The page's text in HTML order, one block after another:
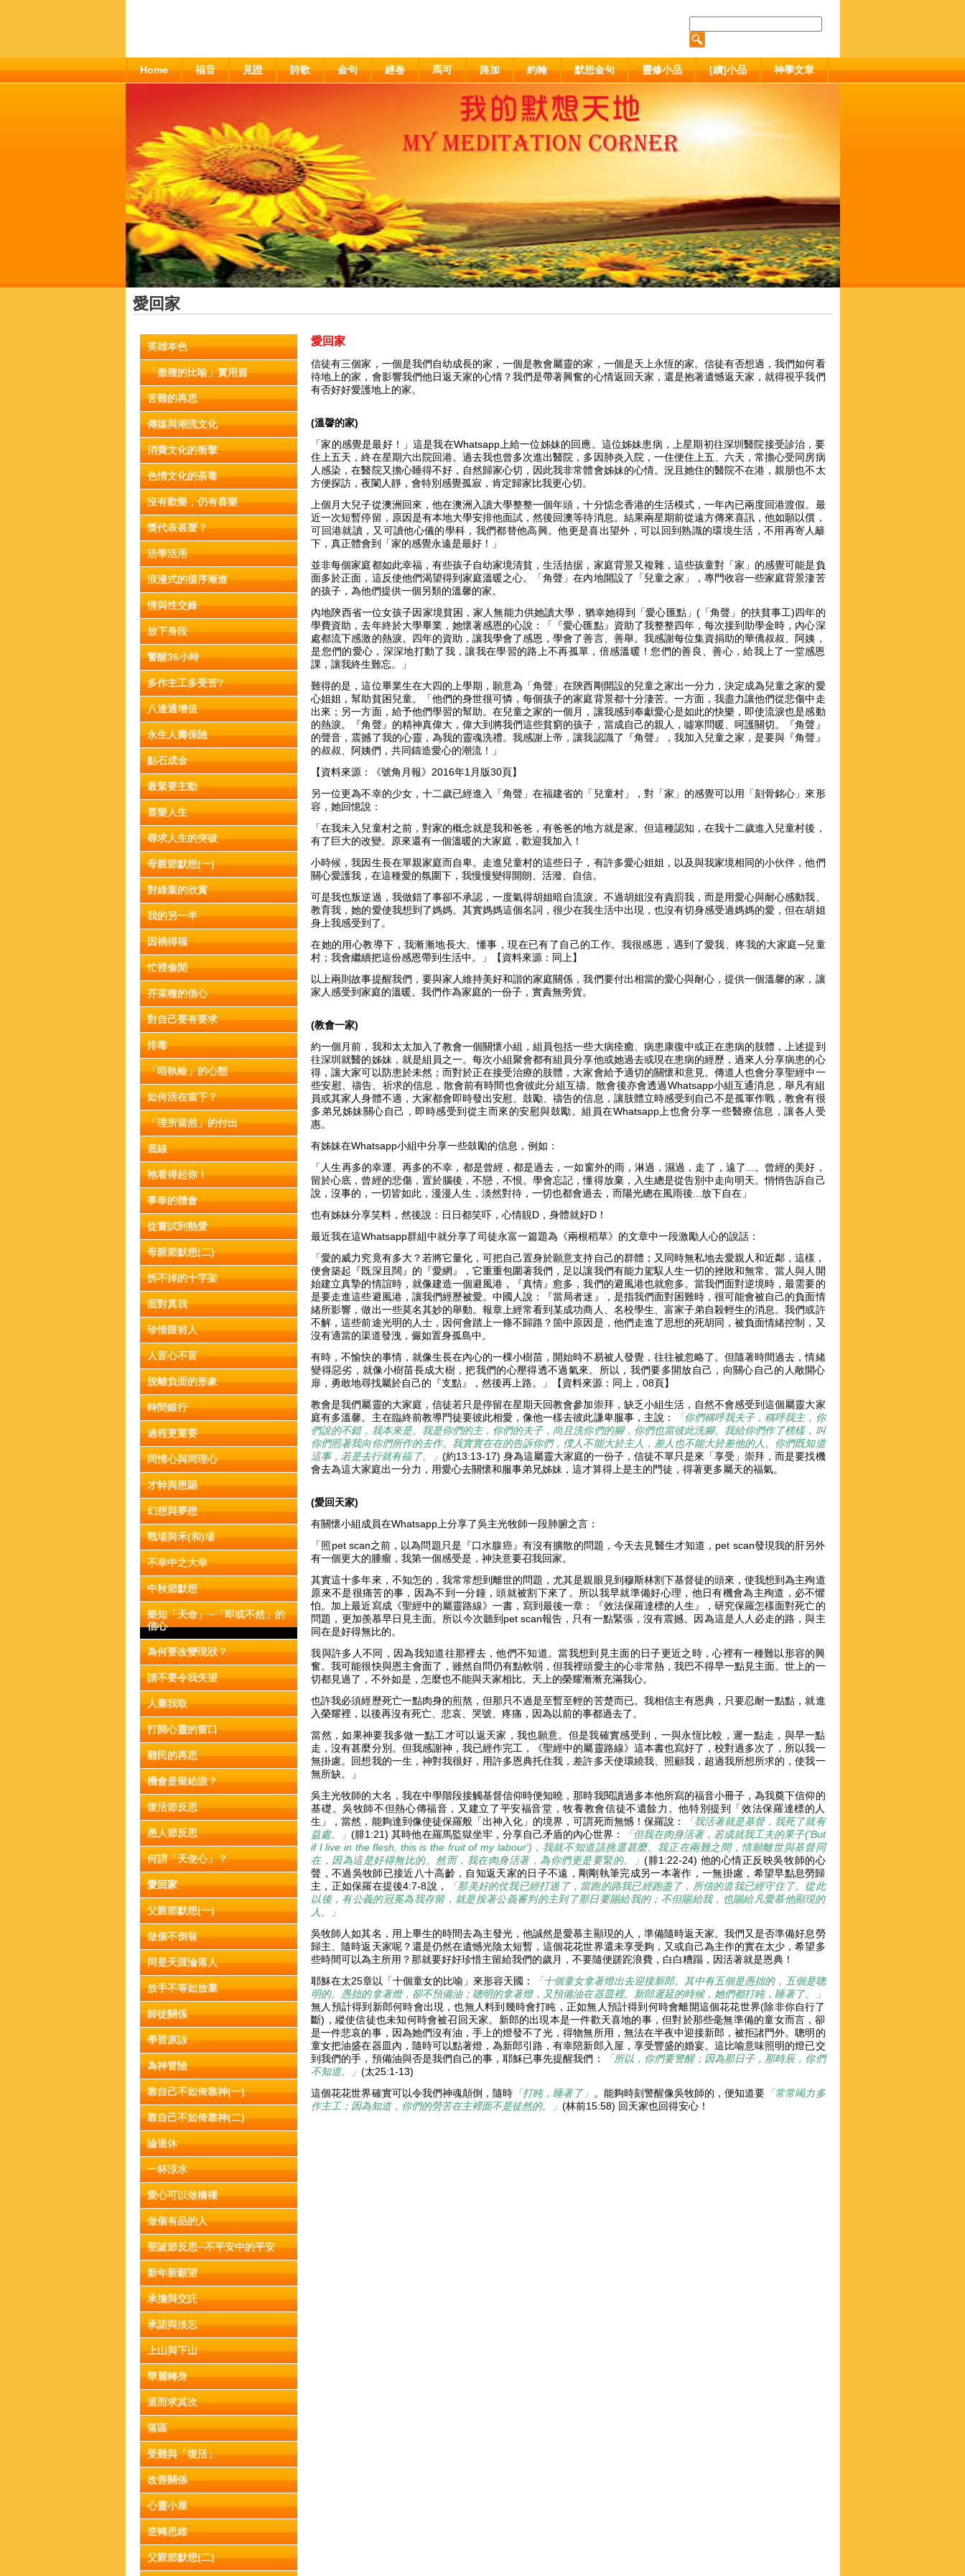
Home 福音 見證 詩歌 金句 經卷 馬可 路加 約翰 默想金句 靈修小品 [續]小品 神學文章
愛回家
英雄本色
「撒種的比喻」實用篇
苦難的再思
傳媒與潮流文化
消費文化的衝擊
色情文化的荼毒
沒有歡樂，仍有喜樂
獎代表甚麼？
活學活用
浪漫式的循序漸進
情與性交鋒
放下身段
警醒36小時
多作主工多受苦?
八達通增值
永生人壽保險
點石成金
最緊要主動
喜樂人生
尋求人生的突破
母親節默想(一)
對綠葉的欣賞
我的另一半
因禍得福
忙裡偷閒
芥菜種的信心
對自己要有要求
排毒
「唔執輸」的心態
如何活在當下？
「理所當然」的付出
底線
祂看得起你！
事奉的體會
從嘗試到熱愛
母親節默想(二)
拆不掉的十字架
面對真我
珍惜眼前人
人盲心不盲
脫離負面的形象
時間銀行
過程更重要
同情心與同理心
才幹與恩賜
幻想與夢想
戰場與禾(和)場
不幸中之大幸
中秋節默想
樂知「天命」─「即或不然」的
信心
為何要改變現狀？
請不要令我失望
人棄我取
打開心靈的窗口
難民的再思
機會是留給誰？
復活節反思
愚人節反思
何謂「天使心」？
愛回家
父親節默想(一)
做個不倒翁
同是天涯淪落人
放手不等如放棄
師徒關係
學習原諒
為神冒險
靠自己不如倚靠神(一)
靠自己不如倚靠神(二)
論退休
一杯涼水
愛心可以做橋樑
做個有品的人
聖誕節反思─不平安中的平安
新年新願望
承擔與交託
承諾與淡忘
上山與下山
華麗轉身
退而求其次
落區
受難與「復活」
改善關係
心靈小屋
逆轉思維
父親節默想(二)
愛回家
信徒有三個家，一個是我們自幼成長的家，一個是教會屬靈的家，一個是天上永恆的家。信徒有否想過，我們如何看
待地上的家，會影響我們他日返天家的心情？我們是帶著興奮的心情返回天家，還是抱著遺憾返天家，就得視乎我們
有否好好愛護地上的家。
(溫韾的家)
「家的感覺是最好！」這是我在Whatsapp上給一位姊妹的回應。這位姊妹患病，上星期初往深圳醫院接受診治，要
住上五天，終在星期六出院回港。過去我也曾多次進出醫院，多因肺炎入院，一住便住上五、六天，常擔心受同房病
人感染，在醫院又擔心睡得不好，自然歸家心切，因此我非常體會姊妹的心情。況且她住的醫院不在港，親朋也不太
方便探訪，夜闌人靜，會特別感覺孤寂，肯定歸家比我更心切。
上個月大兒子從澳洲回來，他在澳洲入讀大學整整一個年頭，十分惦念香港的生活模式，一年內已兩度回港渡假。最
近一次短暫停留，原因是有本地大學安排他面試，然後回澳等待消息。結果兩星期前從遠方傳來喜訊，他如願以償，
可回港就讀，又可讀他心儀的學科，我們都替他高興。他更是喜出望外，可以回到熟識的環境生活，不用再寄人籬
下，真正體會到「家的感覺永遠是最好！」
並非每個家庭都如此幸福，有些孩子自幼家境清貧，生活拮据，家庭背景又複雜，這些孩童對「家」的感覺可能是負
面多於正面，這反使他們渴望得到家庭溫暖之心。「角聲」在內地開設了「兒童之家」，專門收容一些家庭背景淒苦
的孩子，為他們提供一個另類的溫馨的家。
內地陝西省一位女孩子因家境貧困，家人無能力供她讀大學，猶幸她得到「愛心匯點」(「角聲」的扶貧事工)四年的
學費資助，去年終於大學畢業，她懷著感恩的心說：「『愛心匯點』資助了我整整四年，每次接到助學金時，內心深
處都流下感激的熱淚。四年的資助，讓我學會了感恩，學會了善言、善舉。我感謝每位集資捐助的華僑叔叔、阿姨，
是您們的愛心，深深地打動了我，讓我在學習的路上不再孤單，倍感溫暖！您們的善良、善心，給我上了一堂感恩
課，讓我終生難忘。」
難得的是，這位畢業生在大四的上學期，願意為「角聲」在陝西剛開設的兒童之家出一分力，決定成為兒童之家的愛
心姐姐，幫助貧困兒童。「他們的身世很可憐，每個孩子的家庭背景都十分淒苦。一方面，我盡力讓他們從悲傷中走
出來；另一方面，給予他們學習的幫助。在兒童之家的一個月，讓我感到奉獻愛心是如此的快樂，即使流淚也是感動
的熱淚。『角聲』的精神真偉大，偉大到將我們這些貧窮的孩子，當成自己的親人，噓寒問暖、呵護關切。『角聲』
的聲音，震撼了我的心靈，為我的靈魂洗禮。我感謝上帝，讓我認識了『角聲』，我加入兒童之家，是要與『角聲』
的叔叔、阿姨們，共同鑄造愛心的潮流！」
【資料來源：《號角月報》2016年1月版30頁】
另一位更為不幸的少女，十二歲已經進入「角聲」在福建省的「兒童村」，對「家」的感覺可以用「刻骨銘心」來形
容，她回憶說：
「在我未入兒童村之前，對家的概念就是我和爸爸，有爸爸的地方就是家。但這種認知，在我十二歲進入兒童村後，
有了巨大的改變。原來還有一個溫暖的大家庭，歡迎我加入！
小時候，我因生長在單親家庭而自卑。走進兒童村的這些日子，有許多愛心姐姐，以及與我家境相同的小伙伴，他們
關心愛護我，在這種愛的氛圍下，我慢慢變得開朗、活潑、自信。
可是我也叛逆過，我做錯了事卻不承認，一度氣得胡姐暗自流淚。不過胡姐沒有責罰我，而是用愛心與耐心感動我、
教育我，她的愛使我想到了媽媽。其實媽媽這個名詞，很少在我生活中出現，也沒有切身感受過媽媽的愛，但在胡姐
身上我感受到了。
在她的用心教導下，我漸漸地長大、懂事，現在已有了自己的工作。我很感恩，遇到了愛我、疼我的大家庭─兒童
村；我會繼續把這份感恩帶到生活中。」【資料來源：同上】
以上兩則故事提醒我們，要與家人維持美好和諧的家庭關係，我們要付出相當的愛心與耐心，提供一個溫馨的家，讓
家人感受到家庭的溫暖。我們作為家庭的一份子，實責無旁貨。
(教會一家)
約一個月前，我和太太加入了教會一個關懷小組，組員包括一些大病痊癒、病患康復中或正在患病的肢體，上述提到
往深圳就醫的姊妹，就是組員之一。每次小組聚會都有組員分享他或她過去或現在患病的經歷，過來人分享病患的心
得，讓大家可以防患於未然；而對於正在接受治療的肢體，大家會給予適切的關懷和意見。傳道人也會分享聖經中一
些安慰、禱告、祈求的信息，散會前有時間也會彼此分組互禱。散會後亦會透過Whatsapp小組互通消息，舉凡有組
員或其家人身體不適，大家都會即時發出安慰、鼓勵、禱告的信息，讓肢體立時感受到自己不是孤軍作戰，教會有很
多弟兄姊妹關心自己，即時感受到從主而來的安慰與鼓勵。組員在Whatsapp上也會分享一些醫療信息，讓各人受
惠。
有姊妹在Whatsapp小組中分享一些鼓勵的信息，例如：
「人生再多的幸運、再多的不幸，都是曾經，都是過去，一如窗外的雨，淋過，濕過，走了，遠了...。曾經的美好，
留於心底，曾經的悲傷，置於腦後，不戀，不恨。學會忘記，懂得放棄，入生總是從告別中走向明天。悄悄告訴自己
說，沒事的，一切皆如此，漫漫人生，淡然對待，一切也都會過去，而陽光總在風雨後...放下自在」
也有姊妹分享笑料，然後說：日日都笑吓，心情靚D，身體就好D！
最近我在這Whatsapp群組中就分享了司徒永富一篇題為《兩根稻草》的文章中一段激勵人心的說話：
「愛的威力究竟有多大？若將它量化，可把自己置身於願意支持自己的群體；又同時無私地去愛親人和近鄰，這樣，
便會築起『既深且闊』的『愛網』，它重重包圍著我們，足以讓我們有能力駕馭人生一切的挫敗和無常。當人與人開
始建立真摯的情誼時，就像建造一個避風港，『真情』愈多，我們的避風港也就愈多。當我們面對逆境時，最需要的
是要走進這些避風港，讓我們經歷被愛。中國人說：『當局者迷』，是指我們面對困難時，很可能會被自己的負面情
緒所影響，做出一些莫名其妙的舉動。報章上經常看到某成功商人、名校學生、富家子弟自殺輕生的消息。我們或許
不解，這些前途光明的人士，因何會踏上一條不歸路？箇中原因是，他們走進了思想的死胡同，被負面情緒控制，又
沒有適當的渠道發洩，儼如置身孤島中。
有時，不愉快的事情，就像生長在內心的一棵小樹苗，開始時不易被人發覺，往往被忽略了。但隨著時間過去，情緒
變得惡劣，就像小樹苗長成大樹，把我們的心壓得透不過氣來。所以，我們要多開放自己，向關心自己的人敞開心
扉，勇敢地尋找屬於自己的『支點』，然後再上路。」【資料來源：同上，08頁】
教會是我們屬靈的大家庭，信徒若只是停留在星期天回教會參加崇拜，缺乏小組生活，自然不會感受到這個屬靈大家
庭有多溫馨。主在臨終前教導門徒要彼此相愛，像他一樣去彼此謙卑服事，主說：
「你們稱呼我夫子，稱呼我主，你
們說的不錯，我本來是。我是你們的主，你們的夫子，尚且洗你們的腳，你們也當彼此洗腳。我給你們作了榜樣，叫
你們照著我向你們所作的去作。我實實在在的告訴你們，僕人不能大於主人，差人也不能大於差他的人。你們既知道
這事，若是去行就有福了。」 (約13:13-17) 身為這屬靈大家庭的一份子，信徒不單只是來「享受」崇拜，而是要找機
會去為這大家庭出一分力，用愛心去關懷和服事弟兄姊妹，這才算得上是主的門徒，得著更多屬天的福氣。
(愛回天家)
有關懷小組成員在Whatsapp上分享了吳主光牧師一段肺腑之言：
「照pet scan之前，以為問題只是『口水腺癌』有沒有擴散的問題，今天去見醫生才知道，pet scan發現我的肝另外
有一個更大的腫瘤，我第一個感受是，神決意要召我回家。
其實這十多年來，不知怎的，我常常想到離世的問題，尤其是親眼見到穆斯林割下基督徒的頭來，使我想到為主殉道
原來不是很痛苦的事，因為不到一分鐘，頭就被割下來了。所以我早就準備好心理，他日有機會為主殉道，必不懼
怕。加上最近寫成《聖經中的屬靈路線》一書，寫到最後一章：『效法保羅達標的人生』，研究保羅怎樣面對死亡的
問題，更加羨慕早日見主面。所以今次聽到pet scan報告，只有一點緊張，沒有震撼。因為這是人人必走的路，與主
同在是好得無比的。
我與許多人不同，因為我知道往那裡去，他們不知道。當我想到見主面的日子更近之時，心裡有一種難以形容的興
奮。我可能很快與恩主會面了，雖然自問仍有點軟弱，但我裡頭愛主的心非常熱，我巴不得早一點見主面。世上的一
切都見過了，不外如是，怎麼也不能與天家相比。天上的榮耀漸漸充滿我心。
也許我必須經歷死亡一點肉身的煎熬，但那只不過是至暫至輕的苦楚而已。我相信主有恩典，只要忍耐一點點，就進
入榮耀裡，以後再沒有死亡、悲哀、哭號、疼痛，因為以前的事都過去了。
當然，如果神要我多做一點工才可以返天家，我也願意。但是我確實感受到，一與永恆比較，遲一點走，與早一點
走，沒有甚麼分別。但我感謝神，我已經作完工，《聖經中的屬靈路線》這本書也寫好了，校對過多次了，所以我一
無掛慮。回想我的一生，神對我很好，用許多恩典托住我，差許多天使環繞我、照顧我，超過我所想所求的，使我一
無所缺。」
吳主光牧師的大名，我在中學階段接觸基督信仰時便知曉，那時我閱讀過多本他所寫的福音小冊子，為我奠下信仰的
基礎。吳牧師不但熱心傳福音，又建立了平安福音堂，牧養教會信徒不遺餘力。他特別提到「效法保羅達標的人
生」，當然，能夠達到像使徒保羅般「出神入化」的境界，可謂死而無憾！保羅說：
「我活著就是基督，我死了就有
益處。」(腓1:21) 其時他在羅馬監獄坐牢，分享自己矛盾的內心世界：
「但我在肉身活著，若成就我工夫的果子('But
if I live in the flesh, this is the fruit of my labour')，我就不知道該挑選甚麼。我正在兩難之間，情願離世與基督同
在，因為這是好得無比的。然而，我在肉身活著，為你們更是要緊的。」(腓1:22-24) 他的心情正反映吳牧師的心
聲，不過吳牧師已接近八十高齡，自知返天家的日子不遠，剛剛執筆完成另一本著作，一無掛慮，希望早點息勞歸
主，正如保羅在提後4:7-8說，
「那美好的仗我已經打過了，當跑的路我已經跑盡了，所信的道我已經守住了。從此
以後，有公義的冠冕為我存留，就是按著公義審判的主到了那日要賜給我的；不但賜給我，也賜給凡愛慕他顯現的
人。」
吳牧師人如其名，用上畢生的時間去為主發光，他誠然是愛慕主顯現的人，準備隨時返天家。我們又是否準備好息勞
歸主、隨時返天家呢？還是仍然在遺憾光陰太短暫，這個花花世界還未享受夠，又或自己為主作的實在太少，希望多
些時間可以為主所用？那就要好好珍惜主留給我們的歲月，不要隨便蹉跎浪費，白白糟蹋，因活著就是恩典！
耶穌在太25章以「十個童女的比喻」來形容天國：
「十個童女拿著燈出去迎接新郎。其中有五個是愚拙的，五個是聰
明的。愚拙的拿著燈，卻不預備油；聰明的拿著燈，又預備油在器皿裡。新郎遲延的時候，她們都打盹，睡著了。」
無人預計得到新郎何時會出現，也無人料到幾時會打盹，正如無人預計得到何時會離開這個花花世界(除非你自行了
斷)，縱使信徒也未知何時會被召回天家。新郎的出現本是一件歡天喜地的事，但對於那些毫無準備的童女而言，卻
是一件悲哀的事，因為她們沒有油，手上的燈發不了光，得物無所用，無法在半夜中迎接新郎，被拒諸門外。聰明的
童女把油盛在器皿內，隨時可以點著燈，為新郎引路，有幸陪新郎入屋，享受豐盛的婚宴。這比喻意味照明的燈已交
到我們的手，預備油與否是我們自己的事，耶穌已事先提醒我們：
「所以，你們要警醒；因為那日子，那時辰，你們
不知道。」(太25:1-13)
這個花花世界確實可以令我們神魂顛倒，隨時 「打盹，睡著了」 。能夠時刻警醒像吳牧師的，便知道要 「常常竭力多
作主工；因為知道，你們的勞苦在主裡面不是徒然的。」(林前15:58) 回天家也回得安心！